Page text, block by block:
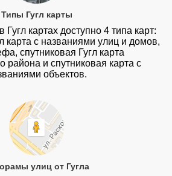
Типы Гугл карты
картах доступно 4 типа карт:
карта с названиями улиц и домов,
спутниковая Гугл карта
района и спутниковая карта с
объектов.
улиц от Гугла